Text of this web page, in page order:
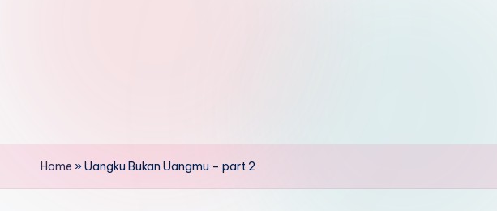
Home »Uangku Bukan Uangmu – part 2